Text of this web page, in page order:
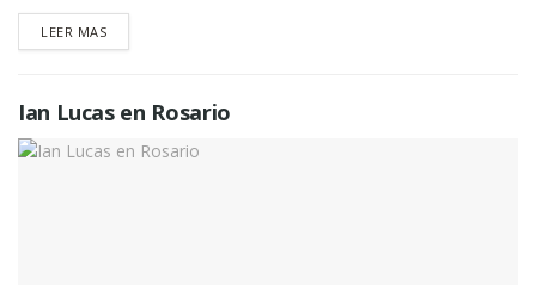
LEER MASDETAILS
Ian Lucas en Rosario